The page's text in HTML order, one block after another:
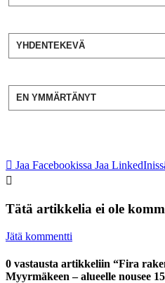
YHDENTEKEVÄ
EN YMMÄRTÄNYT
Jaa Facebookissa Jaa
Tätä artikkelia ei ole
Jätä kommentti
0 vastausta artikkeliin “Fira
Myyrmäkeen – alueelle nousee